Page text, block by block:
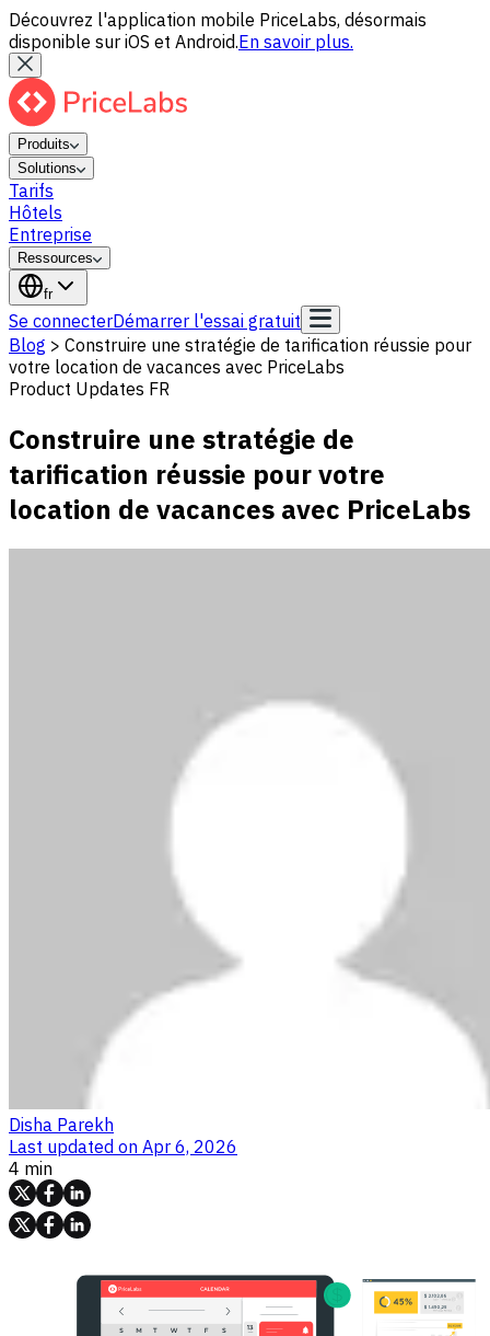
Découvrez l'application mobile PriceLabs, désormais
disponible sur iOS et Android.En savoir plus.
Produits
Solutions
Tarifs
Hôtels
Entreprise
Ressources
fr
Se connecterDémarrer l'essai gratuit
Blog > Construire une stratégie de tarification réussie pour
votre location de vacances avec PriceLabs
Product Updates FR
Construire une stratégie de
tarification réussie pour votre
location de vacances avec PriceLabs
Disha Parekh
Last updated on Apr 6, 2026
4 min